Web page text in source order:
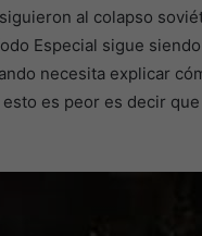
al colapso
Especial sigue
necesita explicar
es peor es decir